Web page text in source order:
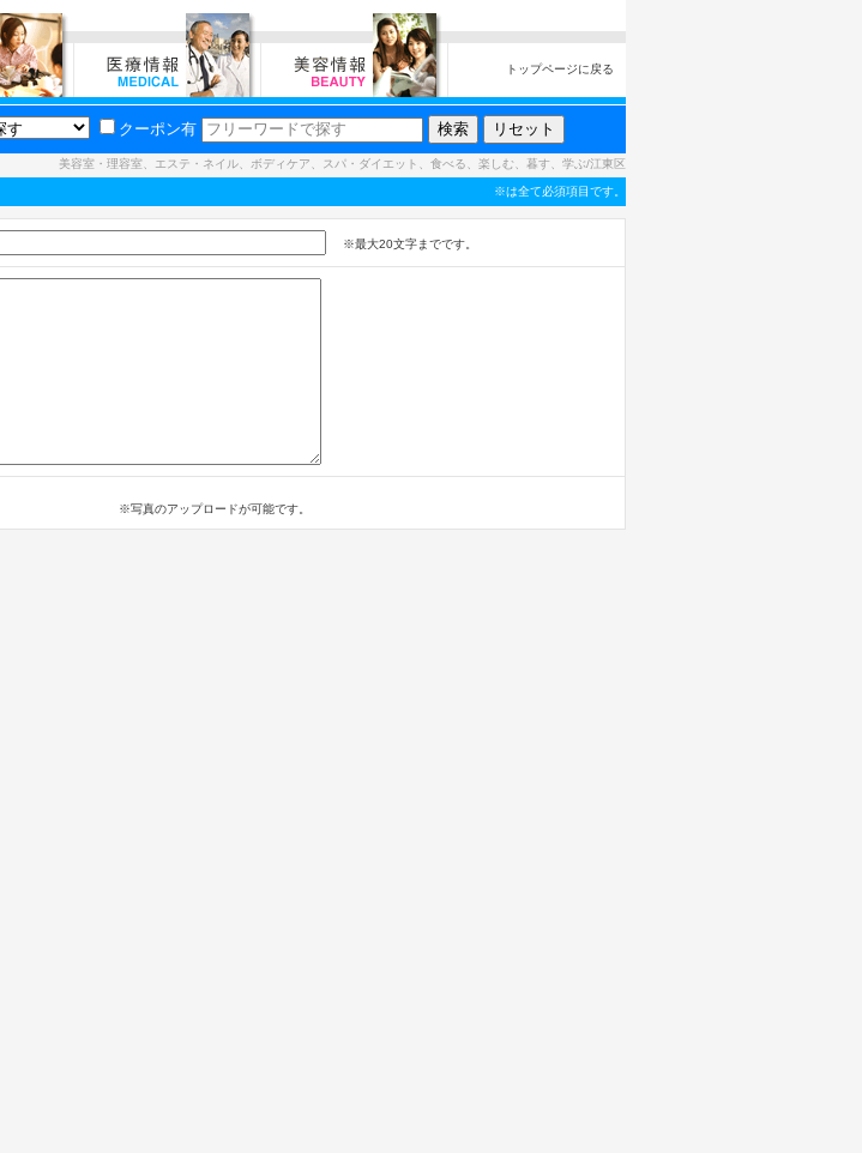
トップページに戻る
クーポン有
美容室・理容室、エステ・ネイル、ボディケア、スパ・ダイエット、食べる、楽しむ、暮す、学ぶ/江東区
※は全て必須項目です。
※最大20文字までです。
※写真のアップロードが可能です。